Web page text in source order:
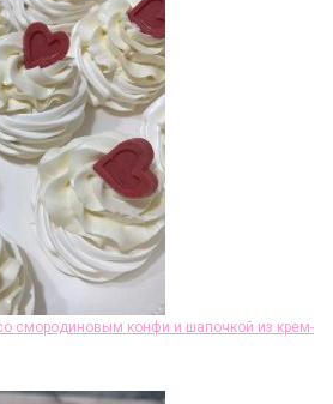
смородиновым конфи и шапочкой из крем-